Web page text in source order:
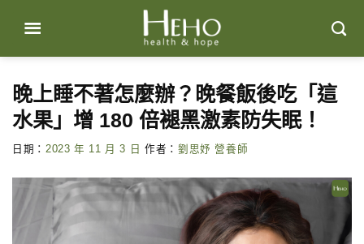
content
晚上睡不著怎麼辦？晚餐飯後吃「這
水果」增 180 倍褪黑激素防失眠！
日期： 2023 年 11 月 3 日 作者： 劉思妤 營養師